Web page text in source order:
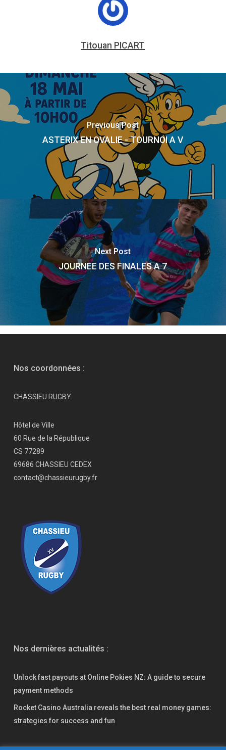
Titouan PICART
Previous Post
ASTERIX EN OVALIE - TOURNOI A V
Next Post
JOURNEE DES FINALES A 7
Nos coordonnées :
CHASSIEU RUGBY
Hôtel de Ville
60 Rue de la République
CS 77289
69686 CHASSIEU CEDEX
contact@chassieurugby.fr
Nos dernières actualités :
Unlock fast payouts at Online Pokies NZ: A guide to secure
payment methods
Rocket Casino Australia reveals the best real money games:
strategies for success and fun